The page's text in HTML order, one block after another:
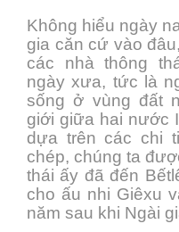
Không hiểu ngày
gia căn cứ vào
các nhà thông
ngày xưa, tức là
sống ở vùng đất
giới giữa hai nước
dựa trên các chi
chép, chúng ta
thái ấy đã đến
cho ấu nhi Giêxu
năm sau khi Ngài